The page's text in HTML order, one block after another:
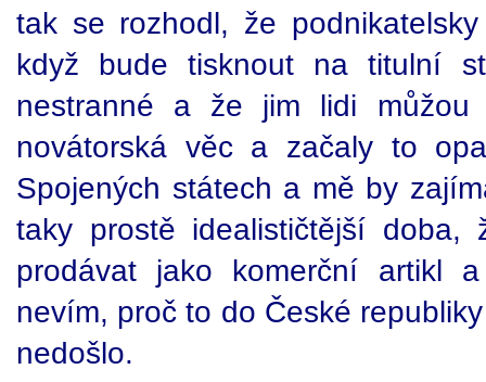
tak se rozhodl, že
když bude tisknout na titulní
nestranné a že jim lidi
novátorská věc a začaly to
Spojených státech a mě by
taky prostě idealističtější
prodávat jako komerční artikl
nevím, proč to do České
nedošlo.